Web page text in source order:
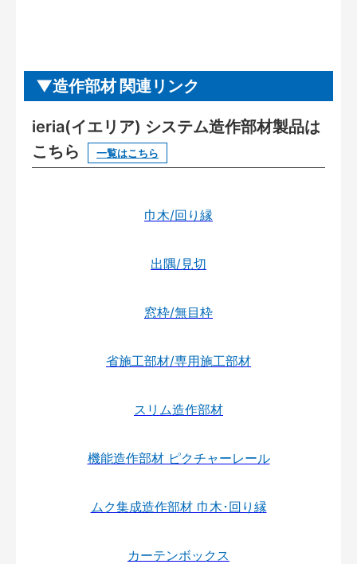
造作部材 関連リンク
ieria(イエリア) システム造作部材製品は
こちら
一覧はこちら
巾木/回り縁
出隅/見切
窓枠/無目枠
省施工部材/専用施工部材
スリム造作部材
機能造作部材 ピクチャーレール
ムク集成造作部材 巾木･回り縁
カーテンボックス